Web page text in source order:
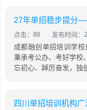
点击：89 发布时间：
成都融创单招培训学
秉承考公办、考好学校
忘初心、踔厉奋发，独
四川单招培训机构